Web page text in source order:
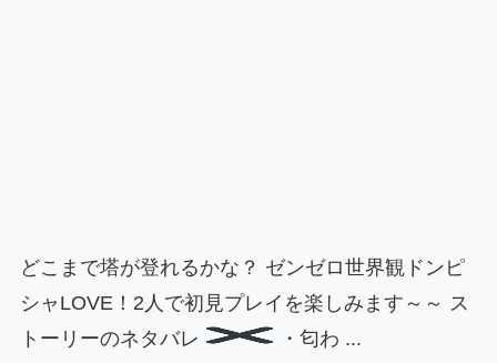
どこまで塔が登れるかな？ ゼンゼロ世界観ドンピ
シャLOVE！2人で初見プレイを楽しみます～～ ス
トーリーのネタバレ
・匂わ ...